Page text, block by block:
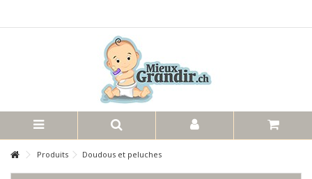
Produits Doudous et peluches